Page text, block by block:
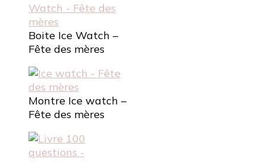
Boite Ice Watch –
Fête des mères
Montre Ice watch –
Fête des mères